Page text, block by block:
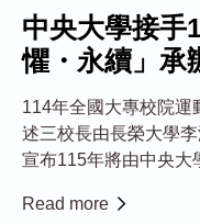
中央大學接
懼・永續」承
114年全國大專校院運
述三校長由長榮大學
宣布115年將由中央大
於桃園中壢，是一所
Read more